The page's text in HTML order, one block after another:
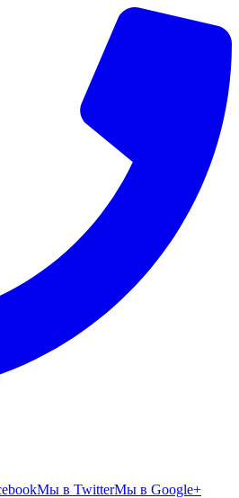
Мы в TwitterМы в Google+